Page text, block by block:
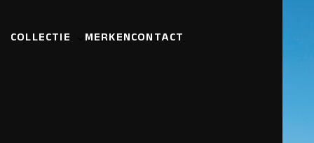
COLLECTIE MERKENCONTACT